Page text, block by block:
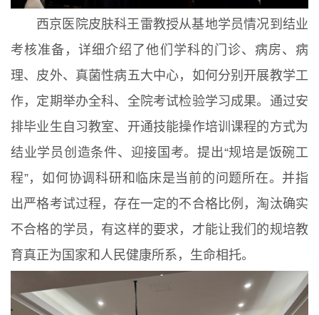
西京医院皮肤科王雷教授从基地学员情况到结业
考核准备，详细介绍了他们学科的门诊、病房、病
理、皮外、真菌性病五大中心，如何分别开展教学工
作，定期举办全科、全院考试检验学习成果。通过安
排毕业生自习教室、开通技能操作培训课程的方式为
结业学员创造条件、迎接国考。提出“规培是饭碗工
程”，如何协调科研和临床是当前的问题所在。并指
出严格考试过程，存在一定的不合格比例，淘汰确实
不合格的学员，有这样的要求，才能让我们的规培教
育真正为国家和人民健康所系，生命相托。